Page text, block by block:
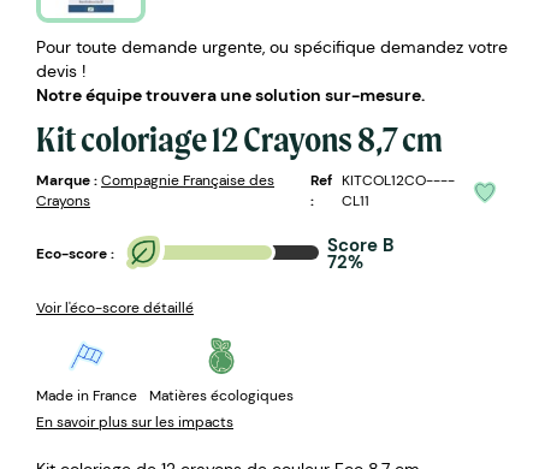
Pour toute demande urgente, ou spécifique demandez votre
devis !
Notre équipe trouvera une solution sur-mesure.
Kit coloriage 12 Crayons 8,7 cm
Marque :Compagnie Française des
Crayons
Ref
:
KITCOL12CO----
CL11
Eco-score : Score B
72%
Voir l'éco-score détaillé
Made in France
Matières écologiques
En savoir plus sur les impacts